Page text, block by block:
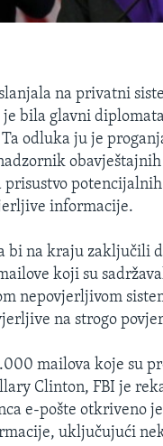
na privatni
bila glavni
odluka ju je
prisustvo
informacije.
bi na kraju zaključili
koji su
nepovjerljivom
na strogo
mailova koje su
Clinton, FBI je
e-pošte otkriveno
uključujući